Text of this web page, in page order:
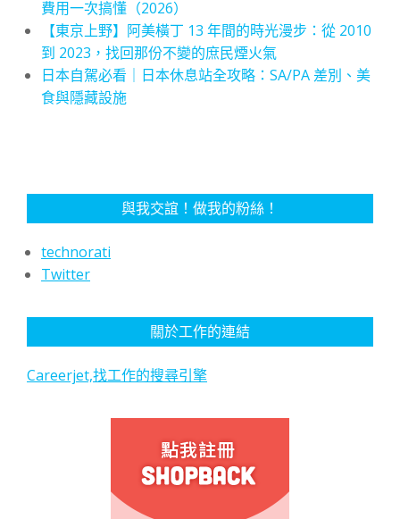
費用一次搞懂（2026）
【東京上野】阿美橫丁 13 年間的時光漫步：從 2010
到 2023，找回那份不變的庶民煙火氣
日本自駕必看｜日本休息站全攻略：SA/PA 差別、美
食與隱藏設施
與我交誼！做我的粉絲！
technorati
Twitter
關於工作的連結
Careerjet,找工作的搜尋引擎